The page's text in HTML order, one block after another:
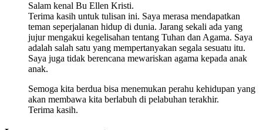
Salam kenal Bu Ellen Kristi.
Terima kasih untuk tulisan ini. Saya merasa mendapatkan
teman seperjalanan hidup di dunia. Jarang sekali ada yang
jujur mengakui kegelisahan tentang Tuhan dan Agama. Saya
adalah salah satu yang mempertanyakan segala sesuatu itu.
Saya juga tidak berencana mewariskan agama kepada anak
anak.
Semoga kita berdua bisa menemukan perahu kehidupan yang
akan membawa kita berlabuh di pelabuhan terakhir.
Terima kasih.